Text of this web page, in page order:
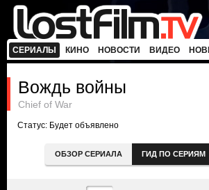
СЕРИАЛЫ КИНО НОВОСТИ ВИДЕО
Вождь войны
Chief of War
Статус: Будет объявлено
ОБЗОР СЕРИАЛА ГИД ПО СЕРИЯМ